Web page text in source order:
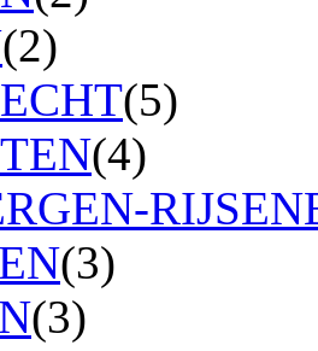
(2)
(5)
(4)
(3)
(3)